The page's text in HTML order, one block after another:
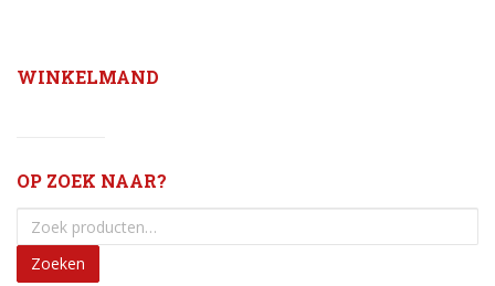
WINKELMAND
OP ZOEK NAAR?
Zoeken